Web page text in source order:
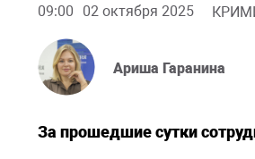
09:00 02 октября 2025
Ариша Гаранина
За прошедшие сутки